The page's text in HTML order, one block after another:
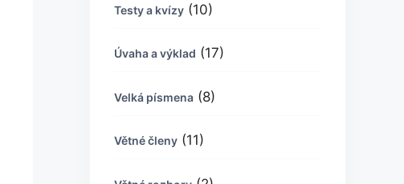
Testy a kvízy (10)
Úvaha a výklad (17)
Velká písmena (8)
Větné členy (11)